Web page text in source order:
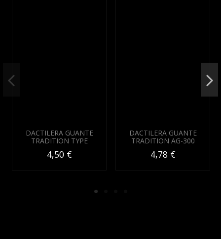
DACTILERA GUANTE
TRADITION TYPE
4,50 €
DACTILERA GUANTE
TRADITION AG-300
4,78 €